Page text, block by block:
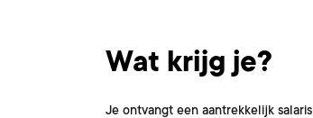
Wat krijg je?
Je ontvangt een aantrekkelijk